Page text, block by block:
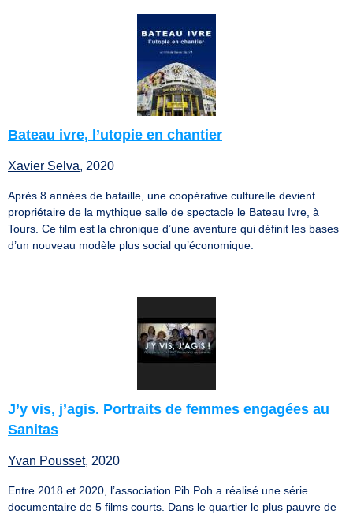
Bateau ivre, l’utopie en chantier
Xavier Selva, 2020
Après 8 années de bataille, une coopérative culturelle devient
propriétaire de la mythique salle de spectacle le Bateau Ivre, à
Tours. Ce film est la chronique d’une aventure qui définit les bases
d’un nouveau modèle plus social qu’économique.
J’y vis, j’agis. Portraits de femmes engagées au
Sanitas
Yvan Pousset, 2020
Entre 2018 et 2020, l’association Pih Poh a réalisé une série
documentaire de 5 films courts. Dans le quartier le plus pauvre de